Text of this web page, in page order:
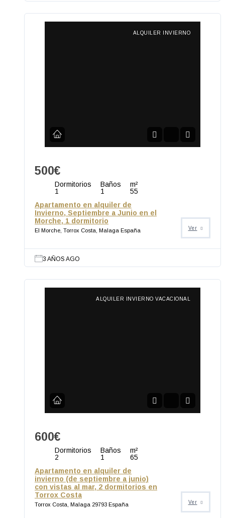
ALQUILER INVIERNO
500€
Dormitorios
1
Baños
1
m²
55
Apartamento en alquiler de
Invierno, Septiembre a Junio en el
Morche, 1 dormitorio
El Morche, Torrox Costa, Malaga España Ver
3 AÑOS AGO
ALQUILER INVIERNO VACACIONAL
600€
Dormitorios
2
Baños
1
m²
65
Apartamento en alquiler de
invierno (de septiembre a junio)
con vistas al mar, 2 dormitorios en
Torrox Costa
Torrox Costa, Malaga 29793 España Ver